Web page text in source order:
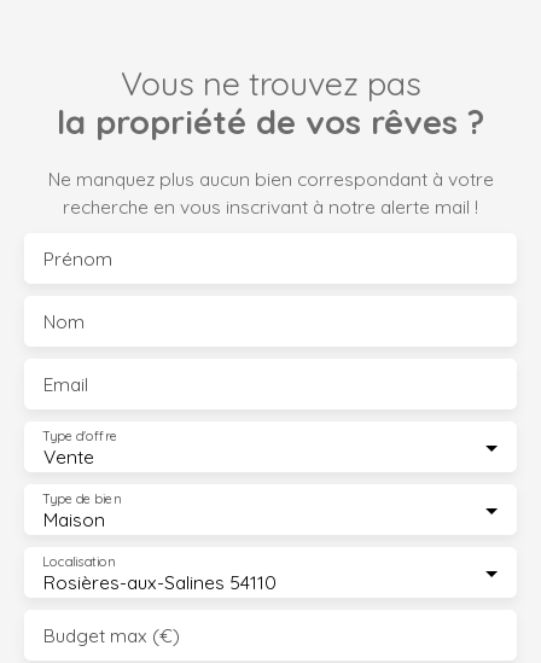
Vous ne trouvez pas
la propriété de vos rêves ?
Ne manquez plus aucun bien correspondant à votre
recherche en vous inscrivant à notre alerte mail !
Prénom
Nom
Email
Vente
Type d'offre
Maison
Type de bien
Rosières-aux-Salines 54110
Localisation
Budget max (€)